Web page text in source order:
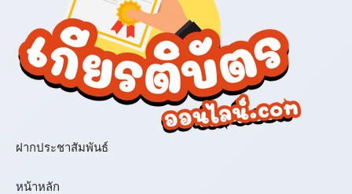
ฝากประชาสัมพันธ์
หน้าหลัก